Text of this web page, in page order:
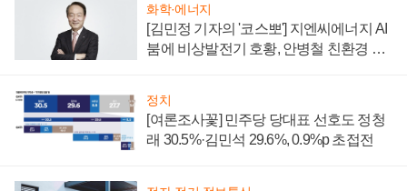
화학·에너지
[김민정 기자의 '코스뽀'] 지엔씨에너지 AI
붐에 비상발전기 호황, 안병철 친환경 에
정치
[여론조사꽃] 민주당 당대표 선호도 정청
래 30.5%·김민석 29.6%, 0.9%p 초접전